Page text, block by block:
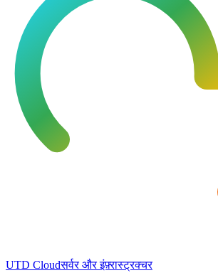
UTD Cloudसर्वर और इंफ़्रास्ट्रक्चर